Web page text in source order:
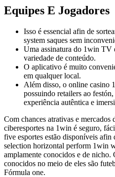
Equipes E Jogadores
Isso é essencial afin de
system saques sem
Uma assinatura do 1win TV
variedade de conteúdo.
O aplicativo é muito
em qualquer local.
Além disso, o online casino
possuindo retailers ao
experiência autêntica e
Com chances atrativas e mercados
ciberesportes na 1win é seguro,
five esportes estão disponíveis afin
selection horizontal perform 1win
amplamente conocidos e de nicho.
conocidos no meio de eles são
Fórmula one.